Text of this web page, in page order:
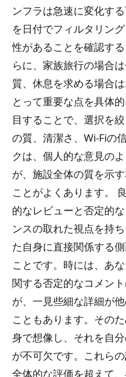
ンフラは急速に変化す
を日付でフィルタリン
性があることを確認す
らに、家族旅行の場合
質、休息を求める場合
とって重要な点を具体
目することで、選択を
の質、清潔さ、Wi-Fiの
クは、個人的な意見の
が、施設全体の質を示
ことがよくあります。
的なレビューと否定的
ンスの取れた視点を持
た自身に直接関係する
ことです。時には、あ
関する否定的なコメン
が、一見些細な詳細が
こともあります。その
身で想像し、それを自
が不可欠です。これら
全体的な評価を超えて